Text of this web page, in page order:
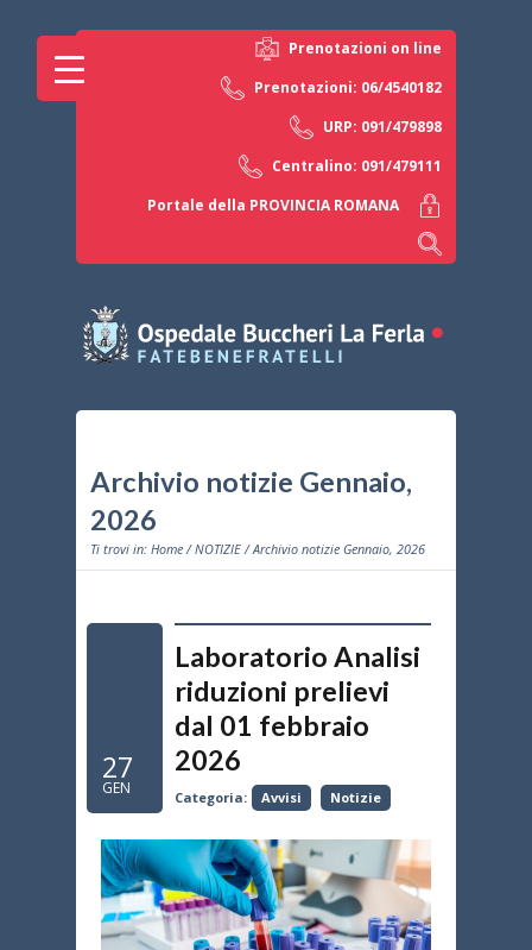
Prenotazioni on line
Prenotazioni: 06/4540182
URP: 091/479898
Centralino: 091/479111
Portale della PROVINCIA ROMANA
Archivio notizie Gennaio,
2026
Ti trovi in: Home /NOTIZIE / Archivio notizie Gennaio, 2026
27
GEN
Laboratorio Analisi
riduzioni prelievi
dal 01 febbraio
2026
Categoria: Avvisi Notizie